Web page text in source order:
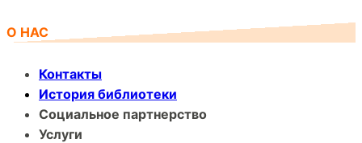
О НАС
Контакты
История библиотеки
Социальное партнерство
Услуги